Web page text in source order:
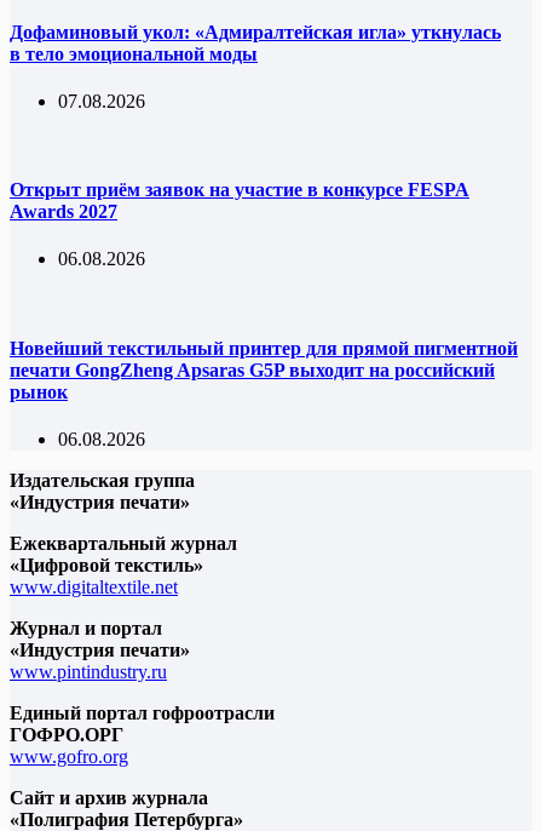
Дофаминовый укол: «Адмиралтейская игла» уткнулась
в тело эмоциональной моды
07.08.2026
Открыт приём заявок на участие в конкурсе FESPA
Awards 2027
06.08.2026
Новейший текстильный принтер для прямой пигментной
печати GongZheng Apsaras G5P выходит на российский
рынок
06.08.2026
Издательская группа
«Индустрия печати»
Ежеквартальный журнал
«Цифровой текстиль»
www.digitaltextile.net
Журнал и портал
«Индустрия печати»
www.pintindustry.ru
Единый портал гофроотрасли
ГОФРО.ОРГ
www.gofro.org
Сайт и архив журнала
«Полиграфия Петербурга»